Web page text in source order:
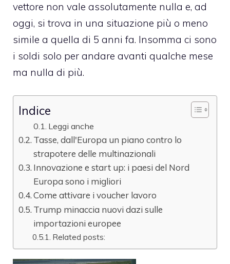
vettore non vale assolutamente nulla e, ad
oggi, si trova in una situazione più o meno
simile a quella di 5 anni fa. Insomma ci sono
i soldi solo per andare avanti qualche mese
ma nulla di più.
Indice
Leggi anche
Tasse, dall'Europa un piano contro lo
strapotere delle multinazionali
Innovazione e start up: i paesi del Nord
Europa sono i migliori
Come attivare i voucher lavoro
Trump minaccia nuovi dazi sulle
importazioni europee
Related posts: